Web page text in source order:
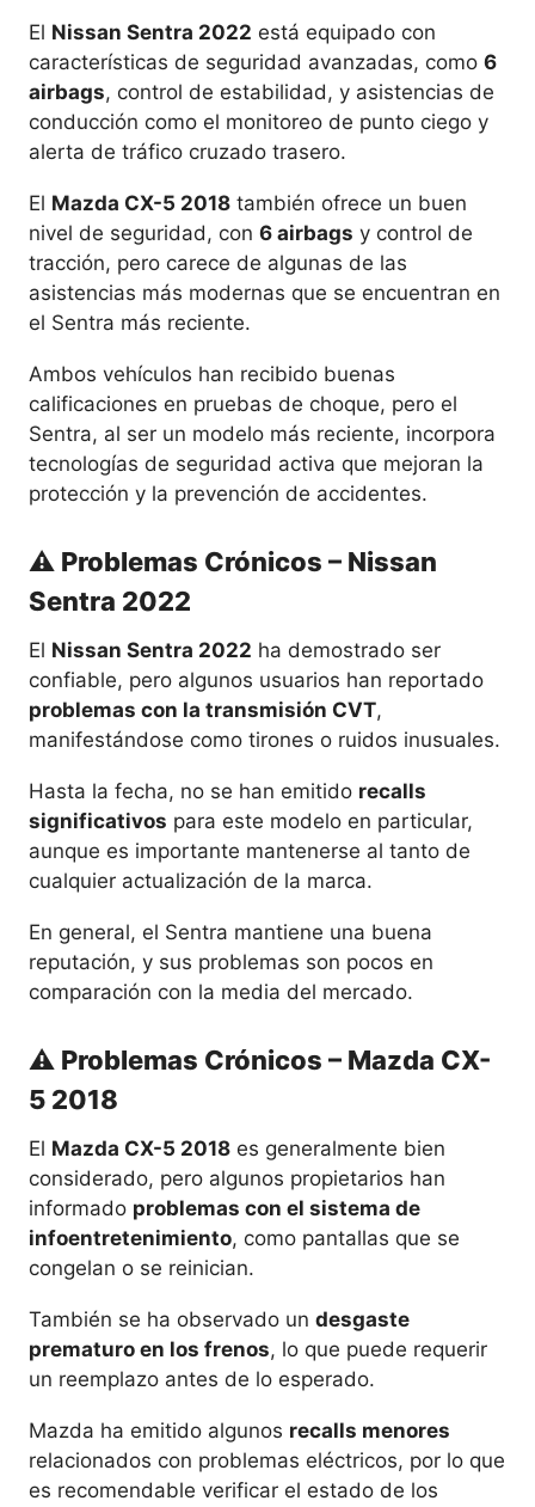
El Nissan Sentra 2022 está equipado con
características de seguridad avanzadas, como 6
airbags, control de estabilidad, y asistencias de
conducción como el monitoreo de punto ciego y
alerta de tráfico cruzado trasero.
El Mazda CX-5 2018 también ofrece un buen
nivel de seguridad, con 6 airbags y control de
tracción, pero carece de algunas de las
asistencias más modernas que se encuentran en
el Sentra más reciente.
Ambos vehículos han recibido buenas
calificaciones en pruebas de choque, pero el
Sentra, al ser un modelo más reciente, incorpora
tecnologías de seguridad activa que mejoran la
protección y la prevención de accidentes.
⚠️ Problemas Crónicos – Nissan
Sentra 2022
El Nissan Sentra 2022 ha demostrado ser
confiable, pero algunos usuarios han reportado
problemas con la transmisión CVT,
manifestándose como tirones o ruidos inusuales.
Hasta la fecha, no se han emitido recalls
significativos para este modelo en particular,
aunque es importante mantenerse al tanto de
cualquier actualización de la marca.
En general, el Sentra mantiene una buena
reputación, y sus problemas son pocos en
comparación con la media del mercado.
⚠️ Problemas Crónicos – Mazda CX-
5 2018
El Mazda CX-5 2018 es generalmente bien
considerado, pero algunos propietarios han
informado problemas con el sistema de
infoentretenimiento, como pantallas que se
congelan o se reinician.
También se ha observado un desgaste
prematuro en los frenos, lo que puede requerir
un reemplazo antes de lo esperado.
Mazda ha emitido algunos recalls menores
relacionados con problemas eléctricos, por lo que
es recomendable verificar el estado de los